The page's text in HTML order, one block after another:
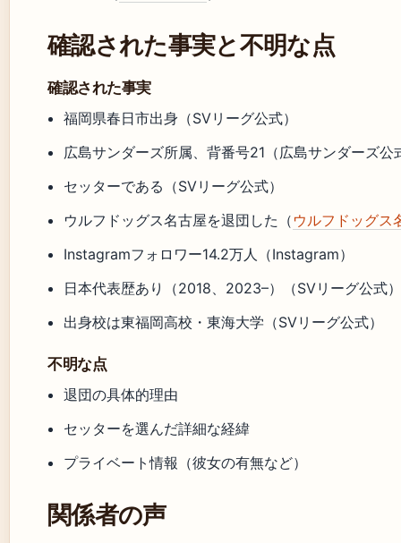
確認された事実と不明な点
確認された事実
福岡県春日市出身（SVリーグ公式）
広島サンダーズ所属、背番号21（広島サンダーズ公
セッターである（SVリーグ公式）
ウルフドッグス名古屋を退団した（ ウルフドッグス
Instagramフォロワー14.2万人（Instagram）
日本代表歴あり（2018、2023–）（SVリーグ公式
出身校は東福岡高校・東海大学（SVリーグ公式）
不明な点
退団の具体的理由
セッターを選んだ詳細な経緯
プライベート情報（彼女の有無など）
関係者の声